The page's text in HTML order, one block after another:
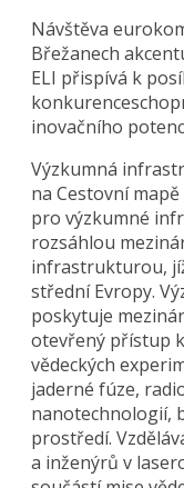
Návštěva
Břežanech
ELI přispívá k
inovačního
Výzkumná
na Cestovní
pro výzkumné
rozsáhlou
infrastrukturou,
střední Evropy.
poskytuje
otevřený přístup
vědeckých
jaderné fúze,
nanotechnologií,
prostředí.
a inženýrů v